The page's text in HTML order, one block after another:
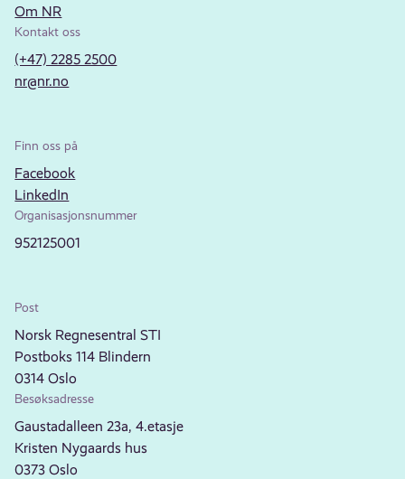
Om NR
Kontakt oss
(+47) 2285 2500
nr@nr.no
Finn oss på
Facebook
LinkedIn
Organisasjonsnummer
952125001
Post
Norsk Regnesentral STI
Postboks 114 Blindern
0314 Oslo
Besøksadresse
Gaustadalleen 23a, 4.etasje
Kristen Nygaards hus
0373 Oslo